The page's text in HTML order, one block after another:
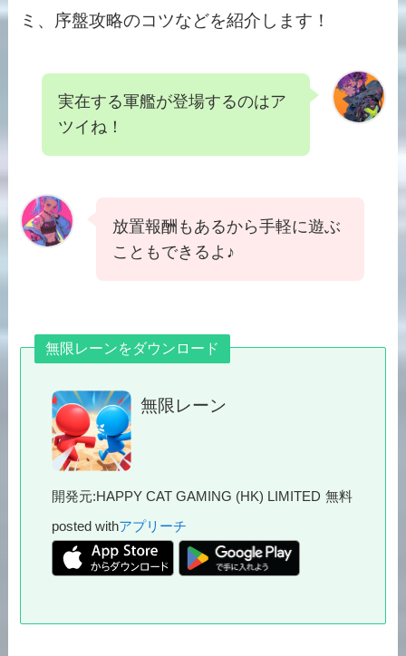
ミ、 序盤攻略のコツなどを紹介します！
実在する軍艦が登場するのはア
ツイね！
放置報酬もあるから手軽に遊ぶ
こともできるよ♪
無限レーンをダウンロード
無限レーン
開発元:HAPPY CAT GAMING (HK) LIMITED 無料
posted withアプリーチ